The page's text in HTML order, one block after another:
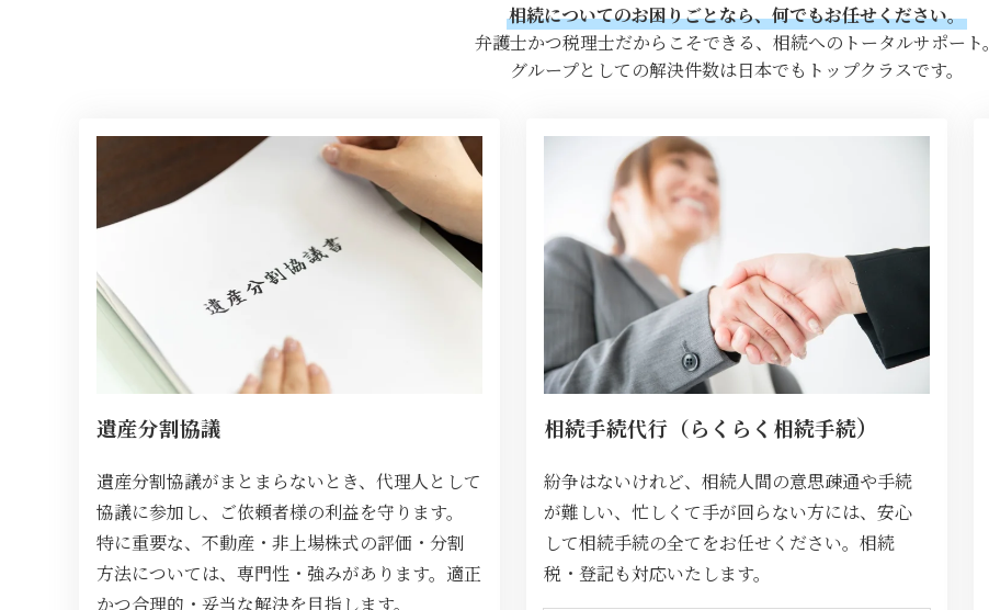
相続についてのお困りごとなら、何でもお任せください。
弁護士かつ税理士だからこそできる、相続へのトータルサポート。
グループとしての解決件数は日本でもトップクラスです。
遺産分割協議
遺産分割協議がまとまらないとき、代理人として
協議に参加し、ご依頼者様の利益を守ります。
特に重要な、不動産・非上場株式の評価・分割
方法については、専門性・強みがあります。適正
かつ合理的・妥当な解決を目指します。
相続手続代行（らくらく相続手続）
紛争はないけれど、相続人間の意思疎通や手続
が難しい、忙しくて手が回らない方には、安心
して相続手続の全てをお任せください。相続
税・登記も対応いたします。